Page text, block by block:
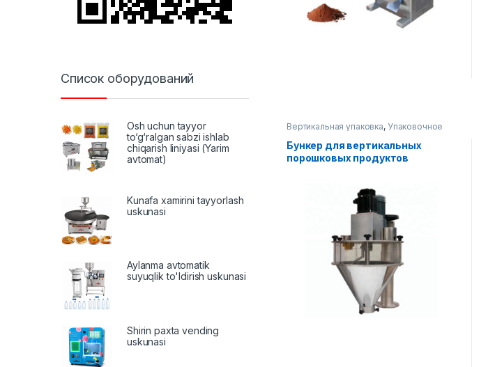
Вертикальная упаковка, Упаковочное
Бункер для вертикальных
порошковых продуктов
Список оборудований
Osh uchun tayyor
to‘g‘ralgan sabzi ishlab
chiqarish liniyasi (Yarim
avtomat)
Kunafa xamirini tayyorlash
uskunasi
Aylanma avtomatik
suyuqlik to'ldirish uskunasi
Shirin paxta vending
uskunasi